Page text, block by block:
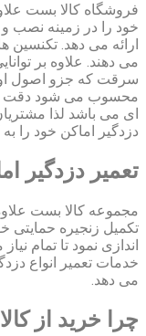
فروشگاه کالا بست
خود را در زمینه نصب
ارائه می دهد. تکنسین
می دهند. علاوه بر
سرقت که جزو اصول
محسوب می شود دقت و
ای می باشد لذا
دزدگیر اماکن خود را
تعمیر دزدگیر
مجموعه کالا بست
تکمیل زنجیره حمایتی
اندازی نمود تا تمام
خدمات تعمیر انواع
می دهد.
چرا خرید از